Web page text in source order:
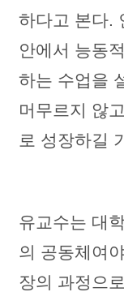
하다고 본다.
안에서 능동
하는 수업을
머무르지 않
로 성장하길
유교수는 대
의 공동체여
장의 과정으